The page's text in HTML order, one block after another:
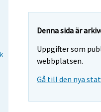
Denna sida är
Uppgifter som
webbplatsen.
Gå till den nya